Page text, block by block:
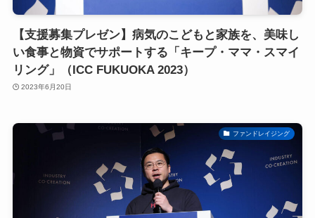
【支援募集プレゼン】病気のこどもと家族を、美味し
い食事と物資でサポートする「キープ・ママ・スマイ
リング」（ICC FUKUOKA 2023）
2023年6月20日
ファンドレイジング